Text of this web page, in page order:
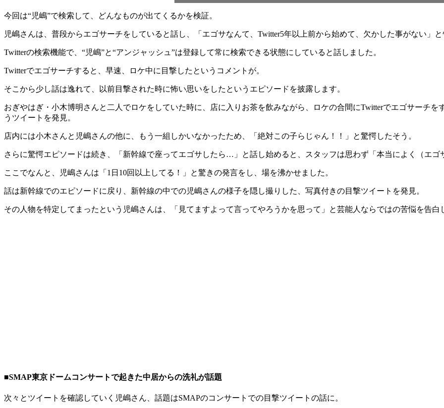
今回は“児嶋”で検索して、どんなものが出てくるかを検証。
児嶋さんは、普段からエゴサーチをしていると話し、「エゴサなんて、Twitter5年以上前から始めて、欠かした事がない」
Twitterの検索機能で、“児嶋”と“アンジャッシュ”は登録して常に検索できる状態にしていると話しました。
Twitterでエゴサーチすると、早速、ロケ中に目撃したというコメントが。
そこから少し話は逸れて、以前目撃された時に怖い思いをしたというエピソードを披露します。
おぎやはぎ・小木博明さんと二人でロケをしていた時に、店に入りお茶を飲みながら、ロケの合間にTwitterでエゴサーチ
うツイートを発見。
店内には小木さんと児嶋さんの他に、もう一組しかいなかったため、「絶対この子らじゃん！！」と驚愕したそう。
さらに驚愕エピソードは続き、「新幹線で座ってエゴサしたら…」と話し始めると、スタッフは思わず「本当によく（エ
ここでなんと、児嶋さんは「1日10回以上してる！」と驚きの発言をし、場を沸かせました。
話は新幹線でのエピソードに戻り、新幹線の中での児嶋さんの様子を隠し撮りした、写真付きの目撃ツイートを発見。
その人物を特定してまったという児嶋さんは、「見てますよって言ってやろうかを思って」と芸能人ならではの苦悩を告白
■SMAP東京ドームコンサートで起きた中居からの洗礼が話題
次々とツイートを確認していく児嶋さん、話題はSMAPのコンサートでの目撃ツイートの話に。